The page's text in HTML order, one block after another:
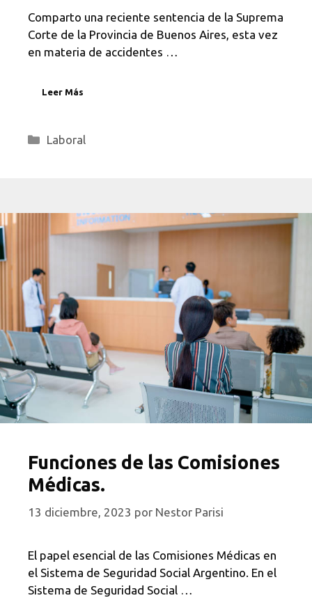
Comparto una reciente sentencia de la Suprema
Corte de la Provincia de Buenos Aires, esta vez
en materia de accidentes …
Leer Más
Categorías
Laboral
Funciones de las Comisiones
Médicas.
13 diciembre, 2023 por Nestor Parisi
El papel esencial de las Comisiones Médicas en
el Sistema de Seguridad Social Argentino. En el
Sistema de Seguridad Social …